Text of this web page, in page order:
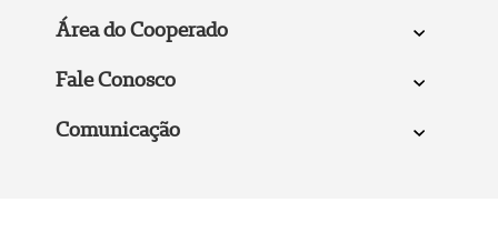
Área do Cooperado
Fale Conosco
Comunicação